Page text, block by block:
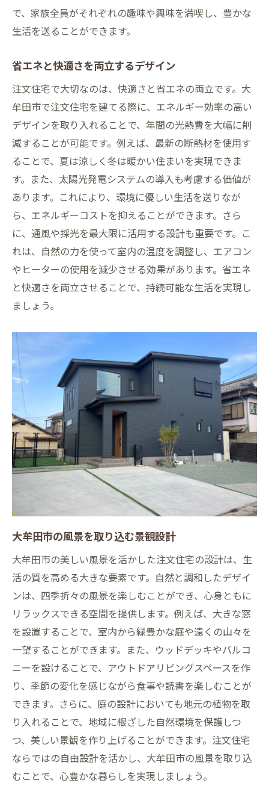
で、家族全員がそれぞれの趣味や興味を満喫し、豊かな
生活を送ることができます。
省エネと快適さを両立するデザイン
注文住宅で大切なのは、快適さと省エネの両立です。大
牟田市で注文住宅を建てる際に、エネルギー効率の高い
デザインを取り入れることで、年間の光熱費を大幅に削
減することが可能です。例えば、最新の断熱材を使用す
ることで、夏は涼しく冬は暖かい住まいを実現できま
す。また、太陽光発電システムの導入も考慮する価値が
あります。これにより、環境に優しい生活を送りなが
ら、エネルギーコストを抑えることができます。さら
に、通風や採光を最大限に活用する設計も重要です。こ
れは、自然の力を使って室内の温度を調整し、エアコン
やヒーターの使用を減少させる効果があります。省エネ
と快適さを両立させることで、持続可能な生活を実現し
ましょう。
大牟田市の風景を取り込む景観設計
大牟田市の美しい風景を活かした注文住宅の設計は、生
活の質を高める大きな要素です。自然と調和したデザイ
ンは、四季折々の風景を楽しむことができ、心身ともに
リラックスできる空間を提供します。例えば、大きな窓
を設置することで、室内から緑豊かな庭や遠くの山々を
一望することができます。また、ウッドデッキやバルコ
ニーを設けることで、アウトドアリビングスペースを作
り、季節の変化を感じながら食事や読書を楽しむことが
できます。さらに、庭の設計においても地元の植物を取
り入れることで、地域に根ざした自然環境を保護しつ
つ、美しい景観を作り上げることができます。注文住宅
ならではの自由設計を活かし、大牟田市の風景を取り込
むことで、心豊かな暮らしを実現しましょう。